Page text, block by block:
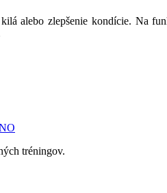
alebo zlepšenie kondície. Na
tréningov.